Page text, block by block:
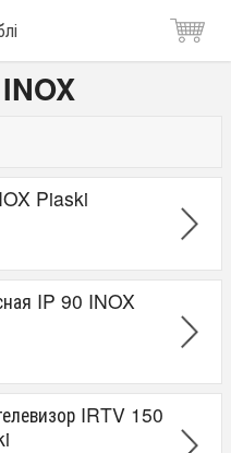
Piaski
IP 90 INOX
IRTV 150